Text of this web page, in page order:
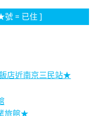
號 = 已住 ]
店近南京三民站★
旅館★